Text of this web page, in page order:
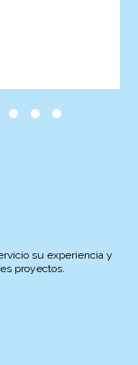
su experiencia y
proyectos.